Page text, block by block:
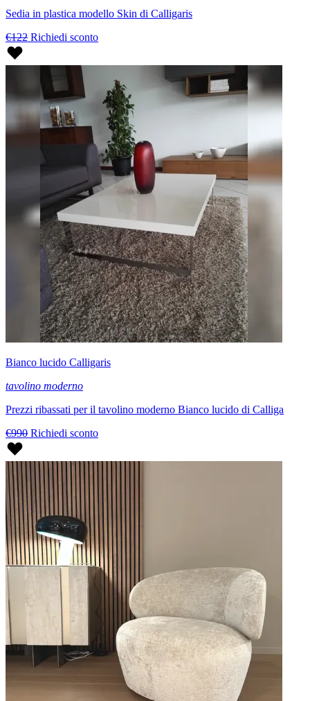
Sedia in plastica modello Skin di Calligaris
€122 Richiedi sconto
Bianco lucido Calligaris
tavolino moderno
Prezzi ribassati per il tavolino moderno Bianco lucido di Calliga
€990 Richiedi sconto